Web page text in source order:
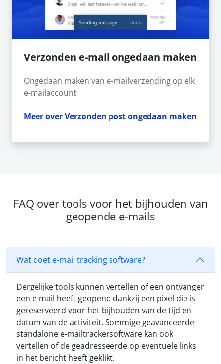
Verzonden e-mail ongedaan maken
Ongedaan maken van e-mailverzending op elk
e-mailaccount
Meer over Verzonden post ongedaan maken
FAQ over tools voor het bijhouden van
geopende e-mails
Wat doet e-mail tracking software?
Dergelijke tools kunnen vertellen of een ontvanger
een e-mail heeft geopend dankzij een pixel die is
gereserveerd voor het bijhouden van de tijd en
datum van de activiteit. Sommige geavanceerde
standalone e-mailtrackersoftware kan ook
vertellen of de geadresseerde op eventuele links
in het bericht heeft geklikt.